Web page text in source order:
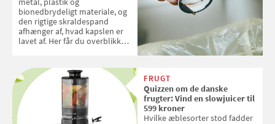
bionedbrydeligt materiale, og
den rigtige skraldespand
afhænger af, hvad kapslen er
lavet af. Her får du overblikket
FRUGT
Quizzen om de danske
frugter: Vind en slowjuicer til
599 kroner
Hvilke æblesorter stod fadder